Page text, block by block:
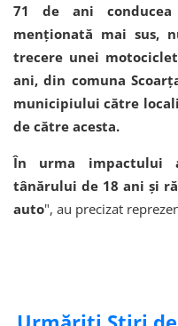
71 de ani
menţionată mai sus,
trecere unei
ani, din comuna
municipiului către
de către acesta.
În urma impactului
tânărului de 18 ani şi
auto", au precizat